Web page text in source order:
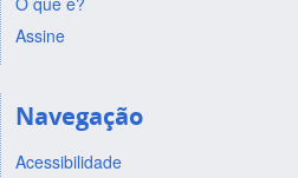
Assine
Navegação
Acessibilidade